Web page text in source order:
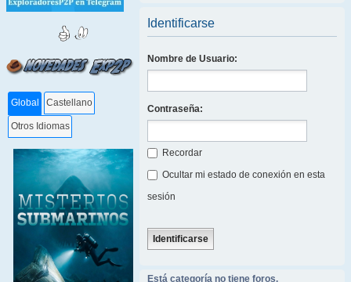
Global Castellano
Otros Idiomas
Identificarse
Nombre de Usuario:
Contraseña:
Recordar
Ocultar mi estado de conexión en esta
sesión
Está categoría no tiene foros.